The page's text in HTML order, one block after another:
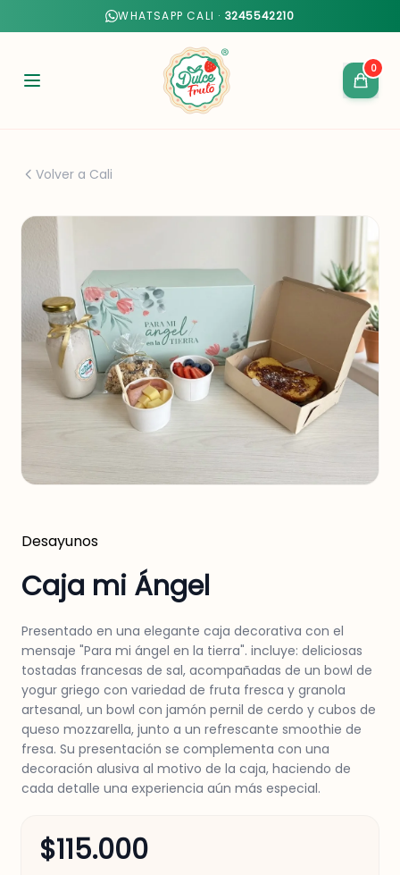
WHATSAPP CALI · 3245542210
0
Volver a Cali
Desayunos
Caja mi Ángel
Presentado en una elegante caja decorativa con el
mensaje "Para mi ángel en la tierra". incluye: deliciosas
tostadas francesas de sal, acompañadas de un bowl de
yogur griego con variedad de fruta fresca y granola
artesanal, un bowl con jamón pernil de cerdo y cubos de
queso mozzarella, junto a un refrescante smoothie de
fresa. Su presentación se complementa con una
decoración alusiva al motivo de la caja, haciendo de
cada detalle una experiencia aún más especial.
$115.000